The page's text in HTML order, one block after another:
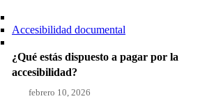
Accesibilidad documental
¿Qué estás dispuesto a pagar por la
accesibilidad?
febrero 10, 2026